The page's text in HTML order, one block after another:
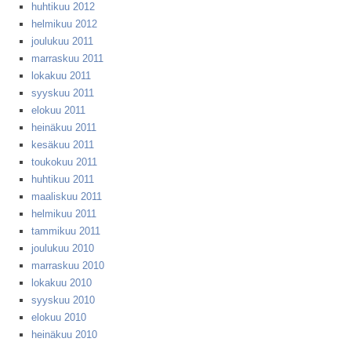
huhtikuu 2012
helmikuu 2012
joulukuu 2011
marraskuu 2011
lokakuu 2011
syyskuu 2011
elokuu 2011
heinäkuu 2011
kesäkuu 2011
toukokuu 2011
huhtikuu 2011
maaliskuu 2011
helmikuu 2011
tammikuu 2011
joulukuu 2010
marraskuu 2010
lokakuu 2010
syyskuu 2010
elokuu 2010
heinäkuu 2010